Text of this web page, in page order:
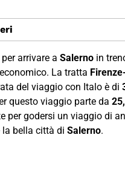
per arrivare a Salerno in
La tratta
del viaggio con Italo è di
questo viaggio parte da
per godersi un viaggio di
la bella città di Salerno.